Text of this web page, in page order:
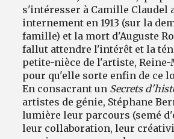
s'intéresser à Camille Claudel
internement en 1913 (sur la
famille) et la mort d'Auguste
fallut attendre l'intérêt et la
petite-nièce de l'artiste, Reine-
pour qu'elle sorte enfin de ce
En consacrant un Secrets
artistes de génie, Stéphane
lumière leur parcours (semé
leur collaboration, leur